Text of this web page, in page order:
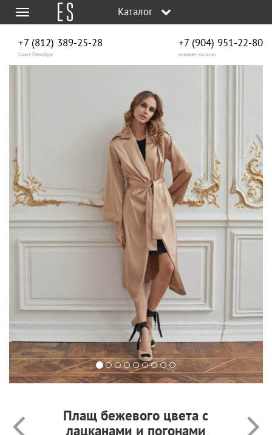
Меню Каталог
+7 (812) 389-25-28
Санкт-Петербург
+7 (904) 951‑22‑80
интернет-магазин
Плащ бежевого цвета с
лацканами и погонами